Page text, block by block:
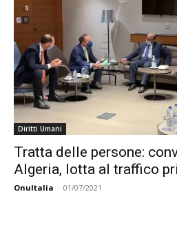
Diritti Umani
Tratta delle persone:
Algeria, lotta al traffico
OnuItalia - 01/07/2021